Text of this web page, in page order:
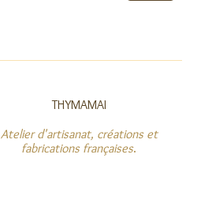
THYMAMAI
Atelier d'artisanat, créations et
fabrications françaises.